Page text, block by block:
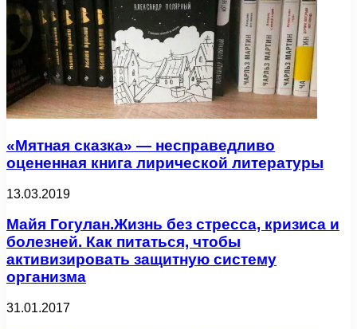
«Мятная сказка» — несправедливо
оцененная книга лирической литературы
13.03.2019
Майя Гогулан.Жизнь без стресса, кризиса и
болезней. Как питаться, чтобы
активизировать защитную систему
организма
31.01.2017